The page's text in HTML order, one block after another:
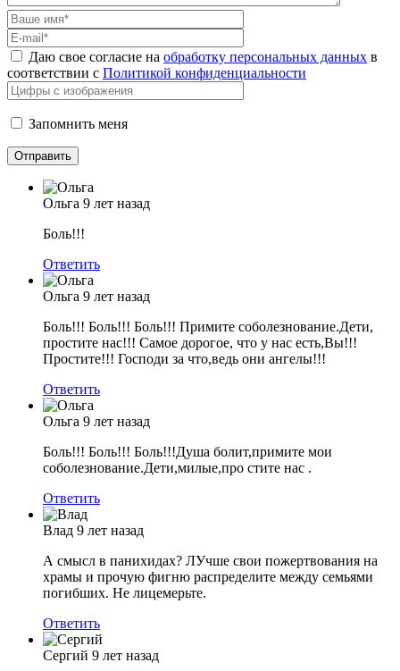
Даю свое согласие на обработку персональных данных в
соответствии с Политикой конфиденциальности
Запомнить меня
Ольга 9 лет назад
Боль!!!
Ответить
Ольга 9 лет назад
Боль!!! Боль!!! Боль!!! Примите соболезнование.Дети,
простите нас!!! Самое дорогое, что у нас есть,Вы!!!
Простите!!! Господи за что,ведь они ангелы!!!
Ответить
Ольга 9 лет назад
Боль!!! Боль!!! Боль!!!Душа болит,примите мои
соболезнование.Дети,милые,про стите нас .
Ответить
Влад 9 лет назад
А смысл в панихидах? ЛУчше свои пожертвования на
храмы и прочую фигню распределите между семьями
погибших. Не лицемерьте.
Ответить
Сергий 9 лет назад